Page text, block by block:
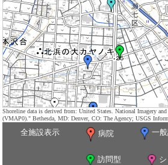
Shoreline data is derived from: United States. National Imagery
(VMAP0)." Bethesda, MD: Denver, CO: The Agency; USGS
全施設表示 病院 一
訪問型